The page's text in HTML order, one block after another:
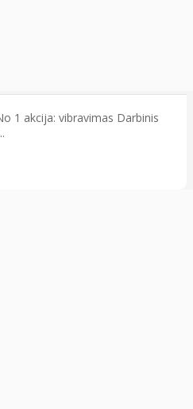
1 akcija: vibravimas Darbinis